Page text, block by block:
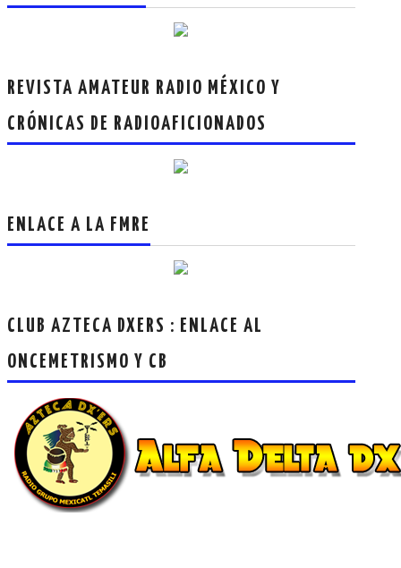
REVISTA AMATEUR RADIO MÉXICO Y
CRÓNICAS DE RADIOAFICIONADOS
ENLACE A LA FMRE
CLUB AZTECA DXERS : ENLACE AL
ONCEMETRISMO Y CB